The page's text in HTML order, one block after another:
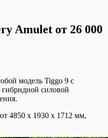
Amulet от 26 000
модель Tiggo 9 с
силовой
4850 х 1930 х 1712 мм,